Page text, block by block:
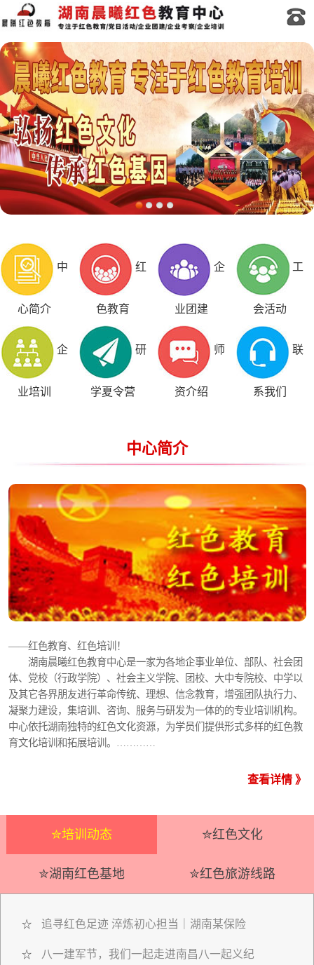
中
心简介
红
色教育
企
业团建
工
会活动
企
业培训
研
学夏令营
师
资介绍
联
系我们
中心简介
——红色教育、红色培训！
湖南晨曦红色教育中心是一家为各地企事业单位、部队、社会团
体、党校（行政学院）、社会主义学院、团校、大中专院校、中学以
及其它各界朋友进行革命传统、理想、信念教育，增强团队执行力、
凝聚力建设，集培训、咨询、服务与研发为一体的的专业培训机构。
中心依托湖南独特的红色文化资源，为学员们提供形式多样的红色教
育文化培训和拓展培训。…………
查看详情 》
✮培训动态 ✮红色文化
✮湖南红色基地 ✮红色旅游线路
☆ 追寻红色足迹 淬炼初心担当｜湖南某保险
☆ 八一建军节，我们一起走进南昌八一起义纪